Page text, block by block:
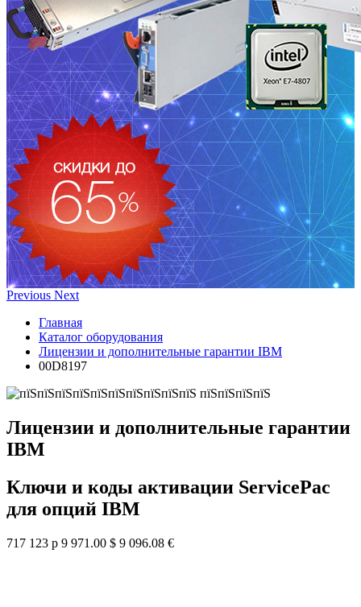
Previous Next
Главная
Каталог оборудования
Лицензии и дополнительные гарантии IBM
00D8197
Лицензии и дополнительные гарантии
IBM
Ключи и коды активации ServicePac
для опций IBM
717 123 р 9 971.00 $ 9 096.08 €